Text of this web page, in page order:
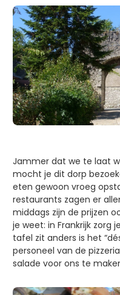
Jammer dat we te laat
mocht je dit dorp
eten gewoon vroeg
restaurants zagen er
middags zijn de prijzen
je weet: in Frankrijk zorg
tafel zit anders is het
personeel van de
salade voor ons te